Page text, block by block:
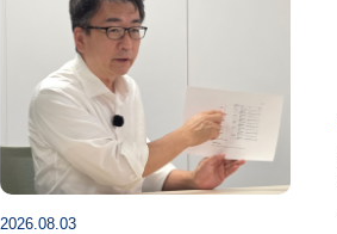
2026.08.03